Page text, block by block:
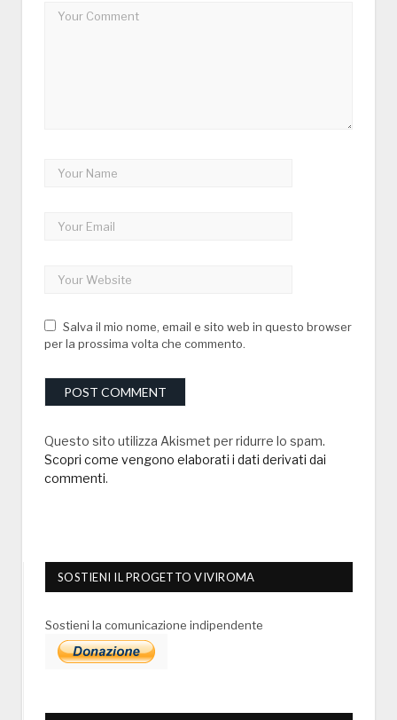
Salva il mio nome, email e sito web in questo browser
per la prossima volta che commento.
Questo sito utilizza Akismet per ridurre lo spam.
Scopri come vengono elaborati i dati derivati dai
commenti.
SOSTIENI IL PROGETTO VIVIROMA
Sostieni la comunicazione indipendente